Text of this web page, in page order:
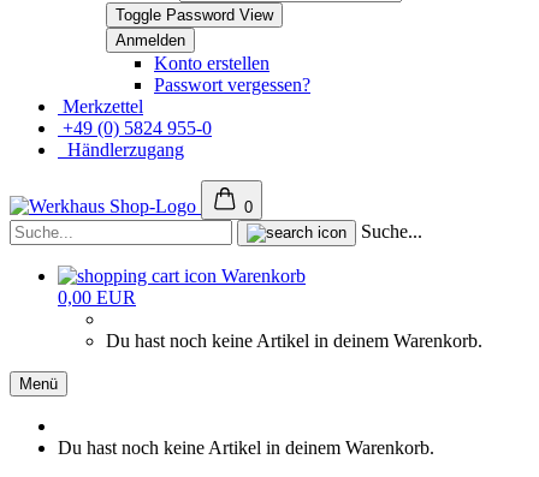
Toggle Password View
Konto erstellen
Passwort vergessen?
Merkzettel
+49 (0) 5824 955-0
Händlerzugang
0
Suche...
Warenkorb
0,00 EUR
Du hast noch keine Artikel in deinem Warenkorb.
Menü
Du hast noch keine Artikel in deinem Warenkorb.